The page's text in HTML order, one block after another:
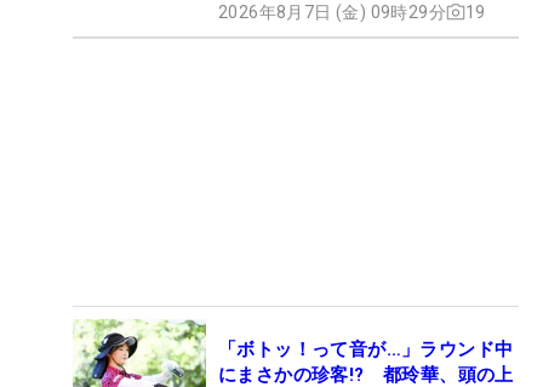
2026年8月7日 (金) 09時29分 19
「ボトッ！って音が…」ラウンド中
にまさかの珍客!? 都玲華、頭の上